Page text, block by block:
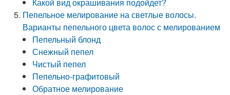
Пепельное мелирование на светлые волосы.
Варианты пепельного цвета волос с мелированием
Пепельный блонд
Снежный пепел
Чистый пепел
Пепельно-графитовый
Обратное мелирование